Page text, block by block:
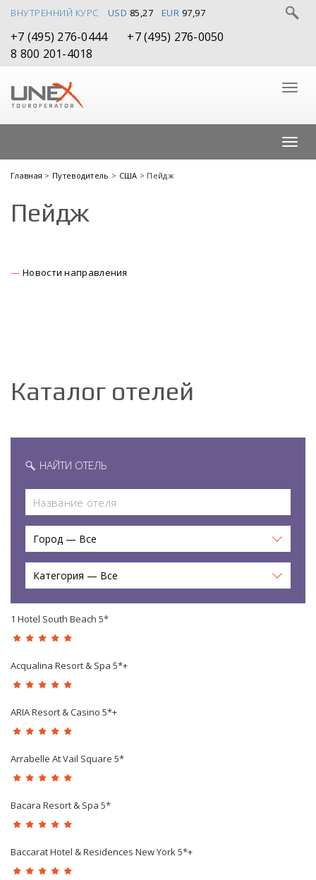
ВНУТРЕННИЙ КУРС USD 85,27 EUR 97,97
+7 (495) 276-0444
+7 (495) 276-0050
8 800 201-4018
Главная > Путеводитель > США > Пейдж
Пейдж
Новости направления
Каталог отелей
НАЙТИ ОТЕЛЬ
Город — Все
Категория — Все
1 Hotel South Beach 5*
Acqualina Resort & Spa 5*+
ARIA Resort & Casino 5*+
Arrabelle At Vail Square 5*
Bacara Resort & Spa 5*
Baccarat Hotel & Residences New York 5*+